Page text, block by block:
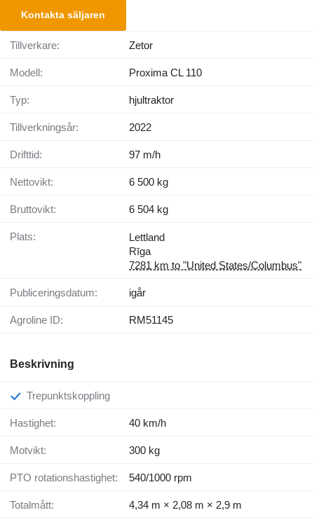
Kontakta säljaren
Tillverkare: Zetor
Modell: Proxima CL 110
Typ: hjultraktor
Tillverkningsår: 2022
Drifttid: 97 m/h
Nettovikt: 6 500 kg
Bruttovikt: 6 504 kg
Plats:
Lettland
Rīga
7281 km to "United States/Columbus"
Publiceringsdatum: igår
Agroline ID: RM51145
Beskrivning
Trepunktskoppling
Hastighet: 40 km/h
Motvikt: 300 kg
PTO rotationshastighet: 540/1000 rpm
Totalmått: 4,34 m × 2,08 m × 2,9 m